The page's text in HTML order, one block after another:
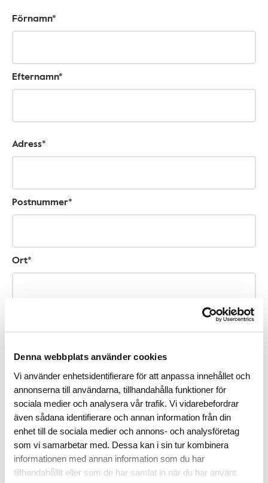
Denna webbplats använder cookies
Vi använder enhetsidentifierare för att anpassa innehållet och
annonserna till användarna, tillhandahålla funktioner för
sociala medier och analysera vår trafik. Vi vidarebefordrar
även sådana identifierare och annan information från din
enhet till de sociala medier och annons- och analysföretag
som vi samarbetar med. Dessa kan i sin tur kombinera
informationen med annan information som du har
tillhandahållit eller som de har samlat in när du har använt
Förnamn*
Efternamn*
Adress*
Postnummer*
Ort*
E-post*
Vi kan komma att höra av oss till dig via sms med information om hur du
kan stödja forskningen. Vill du veta mer om hur vi behandlar dina
personuppgifter? Läs mer i vår
dataskyddspolicy